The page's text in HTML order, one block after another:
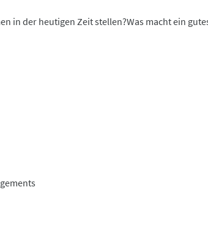
in der heutigen Zeit stellen?Was macht ein